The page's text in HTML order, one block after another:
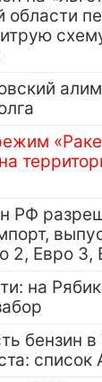
области
РФ
2, Евро 3,
на
бензин
список